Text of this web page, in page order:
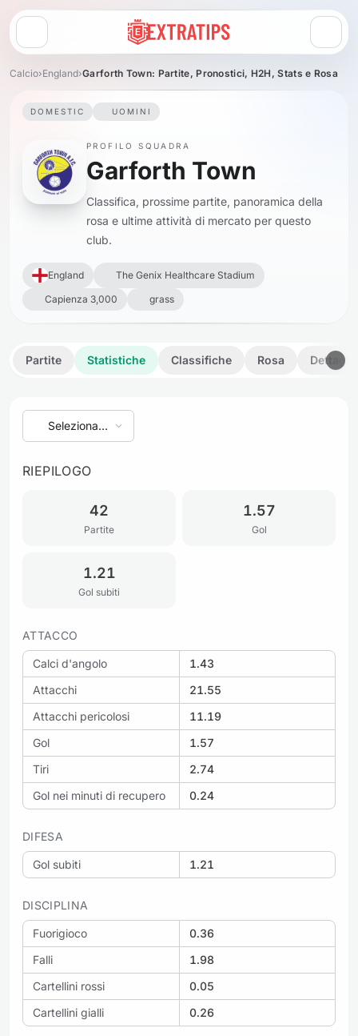
Apri menu
Calcio›England›Garforth Town: Partite, Pronostici, H2H, Stats e Rosa
DOMESTIC UOMINI
PROFILO SQUADRA
Garforth Town
Classifica, prossime partite, panoramica della
rosa e ultime attività di mercato per questo
club.
England
The Genix Healthcare Stadium
Capienza 3,000
grass
Partite Statistiche Classifiche Rosa Dettagli
Seleziona
stagione
RIEPILOGO
42
Partite
1.57
Gol
1.21
Gol subiti
ATTACCO
Calci d'angolo
1.43
Attacchi
21.55
Attacchi pericolosi
11.19
Gol
1.57
Tiri
2.74
Gol nei minuti di recupero
0.24
DIFESA
Gol subiti 1.21
DISCIPLINA
Fuorigioco
0.36
Falli
1.98
Cartellini rossi
0.05
Cartellini gialli
0.26